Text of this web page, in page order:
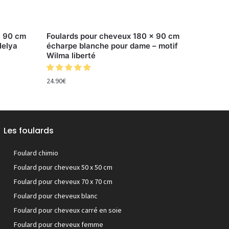
90 cm
Foulards pour cheveux 180 x 90 cm
écharpe blanche pour dame – motif
Wilma liberté
24.90€
Les foulards
Foulard chimio
Foulard pour cheveux 50 x 50 cm
Foulard pour cheveux 70 x 70 cm
Foulard pour cheveux blanc
Foulard pour cheveux carré en soie
Foulard pour cheveux femme